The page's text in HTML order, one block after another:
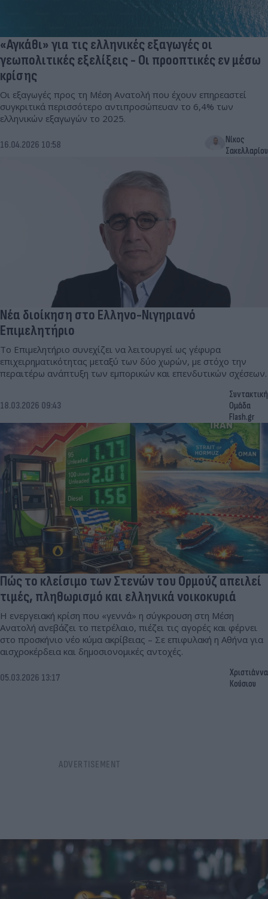
«Αγκάθι» για τις ελληνικές εξαγωγές οι
γεωπολιτικές εξελίξεις - Οι προοπτικές εν μέσω
κρίσης
Οι εξαγωγές προς τη Μέση Ανατολή που έχουν επηρεαστεί
συγκριτικά περισσότερο αντιπροσώπευαν το 6,4% των
ελληνικών εξαγωγών το 2025.
16.04.2026 10:58
Νίκος
Σακελλαρίου
Νέα διοίκηση στο Ελληνο-Νιγηριανό
Επιμελητήριο
Tο Επιμελητήριο συνεχίζει να λειτουργεί ως γέφυρα
επιχειρηματικότητας μεταξύ των δύο χωρών, με στόχο την
περαιτέρω ανάπτυξη των εμπορικών και επενδυτικών σχέσεων.
18.03.2026 09:43
Συντακτική
Ομάδα
Flash.gr
Πώς το κλείσιμο των Στενών του Ορμούζ απειλεί
τιμές, πληθωρισμό και ελληνικά νοικοκυριά
Η ενεργειακή κρίση που «γεννά» η σύγκρουση στη Μέση
Ανατολή ανεβάζει το πετρέλαιο, πιέζει τις αγορές και φέρνει
στο προσκήνιο νέο κύμα ακρίβειας – Σε επιφυλακή η Αθήνα για
αισχροκέρδεια και δημοσιονομικές αντοχές.
05.03.2026 13:17
Χριστιάννα
Κούσιου